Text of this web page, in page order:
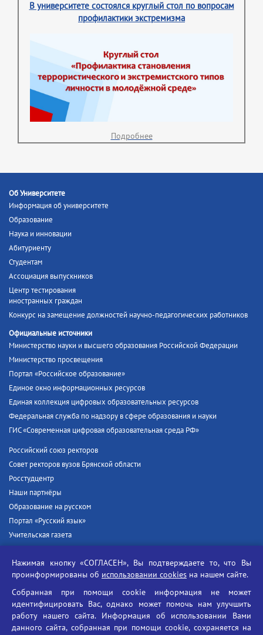
В университете состоялся круглый стол по вопросам
профилактики экстремизма
Подробнее
Об Университете
Информация об университете
Образование
Наука и инновации
Абитуриенту
Студентам
Ассоциация выпускников
Центр тестирования
иностранных граждан
Конкурс на замещение должностей научно-педагогических работников
Официальные источники
Министерство науки и высшего образования Российской Федерации
Министерство просвещения
Портал «Российское образование»
Единое окно информационных ресурсов
Единая коллекция цифровых образовательных ресурсов
Федеральная служба по надзору в сфере образования и науки
ГИС «Современная цифровая образовательная среда РФ»
Российский союз ректоров
Совет ректоров вузов Брянской области
Росстудцентр
Наши партнёры
Образование на русском
Портал «Русский язык»
Учительская газета
Единый портал государственных услуг
Противодействие угрозам информационной безопасности
Социальные ролики - Генеральная прокуратура РФ
Противодействие коррупции
Нажимая кнопку «СОГЛАСЕН», Вы подтверждаете то, что Вы
проинформированы об использовании cookies на нашем сайте.
Собранная при помощи cookie информация не может
идентифицировать Вас, однако может помочь нам улучшить
работу нашего сайта. Информация об использовании Вами
данного сайта, собранная при помощи cookie, сохраняется на